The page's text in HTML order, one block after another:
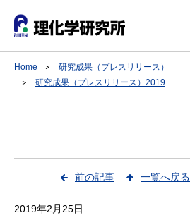
Home
研究成果（プレスリリース）
研究成果（プレスリリース）2019
前の記事 一覧へ戻る
2019年2月25日